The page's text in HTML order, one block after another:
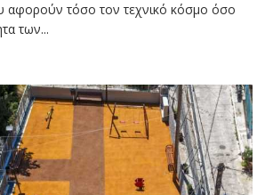
αφορούν τόσο τον τεχνικό κόσμο όσο
των...